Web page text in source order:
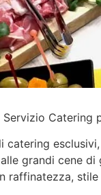
Catering
catering
grandi cene
raffinatezza, stile